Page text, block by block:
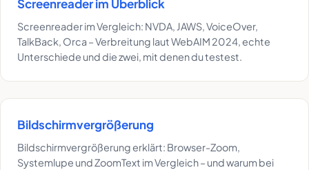
Screenreader im Überblick
Screenreader im Vergleich: NVDA, JAWS, VoiceOver,
TalkBack, Orca – Verbreitung laut WebAIM 2024, echte
Unterschiede und die zwei, mit denen du testest.
Bildschirmvergrößerung
Bildschirmvergrößerung erklärt: Browser-Zoom,
Systemlupe und ZoomText im Vergleich – und warum bei